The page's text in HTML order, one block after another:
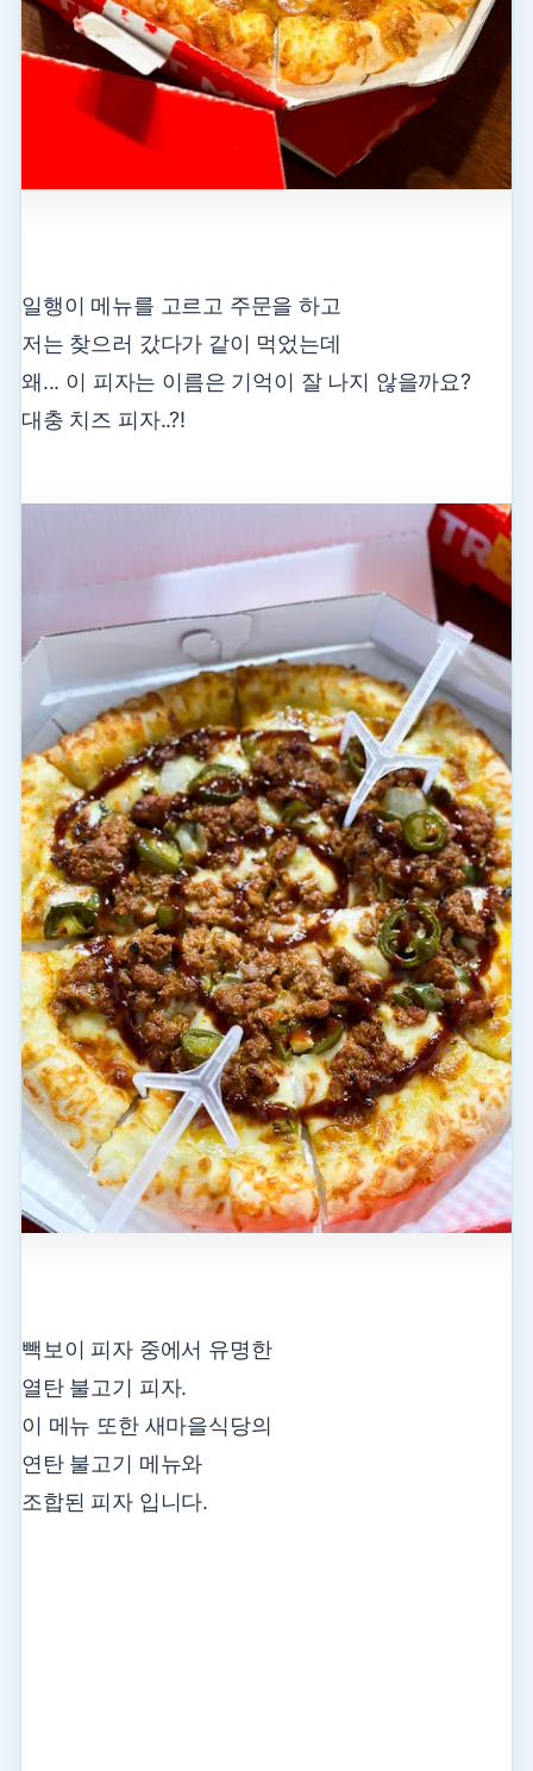
일행이 메뉴를 고르고 주문을 하고
저는 찾으러 갔다가 같이 먹었는데
왜... 이 피자는 이름은 기억이 잘 나지 않을까요?
대충 치즈 피자..?!
빽보이 피자 중에서 유명한
열탄 불고기 피자.
이 메뉴 또한 새마을식당의
연탄 불고기 메뉴와
조합된 피자 입니다.